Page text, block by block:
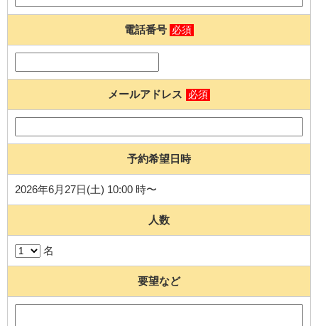
電話番号 必須
メールアドレス 必須
予約希望日時
2026年6月27日(土) 10:00 時〜
人数
名
要望など